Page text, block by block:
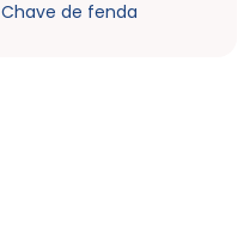
Chave de fenda